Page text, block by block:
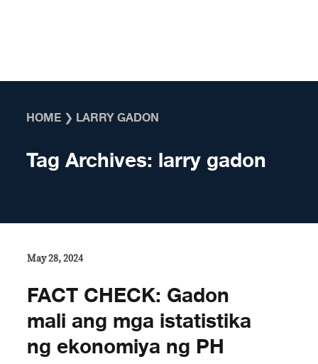
HOME ❯ LARRY GADON
Tag Archives: larry gadon
May 28, 2024
FACT CHECK: Gadon
mali ang mga istatistika
ng ekonomiya ng PH